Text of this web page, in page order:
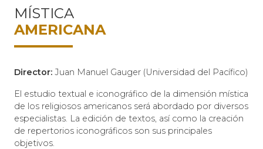
MÍSTICA
AMERICANA
Director: Juan Manuel Gauger (Universidad del Pacífico)
El estudio textual e iconográfico de la dimensión mística
de los religiosos americanos será abordado por diversos
especialistas. La edición de textos, así como la creación
de repertorios iconográficos son sus principales
objetivos.